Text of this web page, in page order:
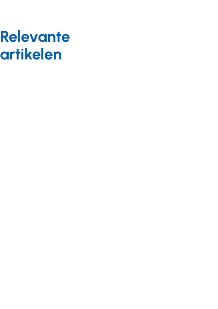
Relevante
artikelen